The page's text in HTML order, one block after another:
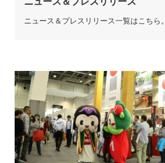
ニュース＆プレスリリース一覧はこちら。